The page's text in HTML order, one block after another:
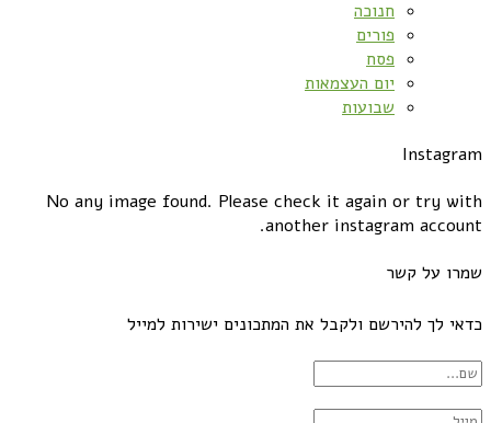
חנוכה
פורים
פסח
יום העצמאות
שבועות
Instagram
No any image found. Please check it again or try with
another instagram account.
שמרו על קשר
כדאי לך להירשם ולקבל את המתכונים ישירות למייל